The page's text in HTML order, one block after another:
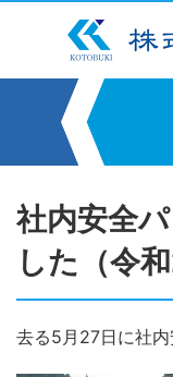
社内安全
した（令
去る5月27日に社内